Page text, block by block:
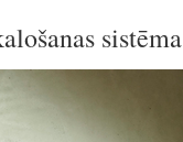
sistēma